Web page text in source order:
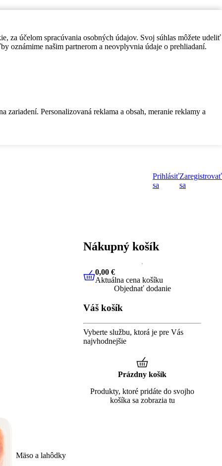
za účelom spracúvania osobných údajov. Svoj súhlas môžete udeliť
oznámime našim partnerom a neovplyvnia údaje o prehliadaní.
Personalizovaná reklama a obsah, meranie reklamy a
Prihlásiť
sa
Zaregistrovať
sa
Mäso a lahôdky
Nákupný košík
0,00 €Aktuálna cena košíku
0,00 €
Aktuálna cena košíku
Objednať dodanie
Váš košík
Vyberte službu, ktorá je pre Vás
najvhodnejšie
Prázdny košík
Produkty, ktoré pridáte do svojho
košíka sa zobrazia tu